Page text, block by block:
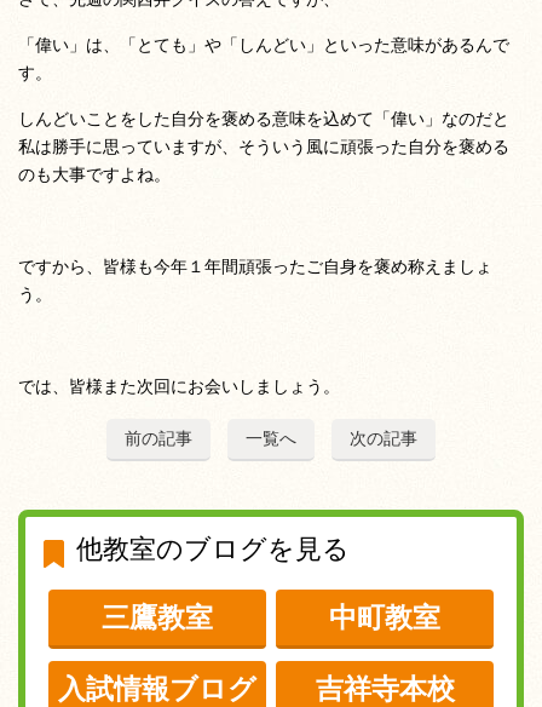
「偉い」は、「とても」や「しんどい」といった意味があるんで
す。
しんどいことをした自分を褒める意味を込めて「偉い」なのだと
私は勝手に思っていますが、そういう風に頑張った自分を褒める
のも大事ですよね。
ですから、皆様も今年１年間頑張ったご自身を褒め称えましょ
う。
では、皆様また次回にお会いしましょう。
前の記事 一覧へ 次の記事
他教室のブログを見る
三鷹教室 中町教室
入試情報ブログ 吉祥寺本校